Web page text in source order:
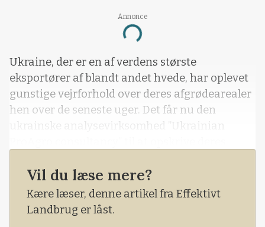
Annonce
Loading...
Ukraine, der er en af verdens største
eksportører af blandt andet hvede, har oplevet
gunstige vejrforhold over deres afgrødearealer
hen over de seneste uger. Det får nu den
ukrainske analysevirksomhed ”Ukrainian
i 2020. Således vurderer de, at den ukrainske
afgrødeproduktion i år vil nå op på 74,43
millioner tons, mod et tidligere estimat der l
Vil du læse mere?
Kære læser, denne artikel fra Effektivt
Landbrug er låst.